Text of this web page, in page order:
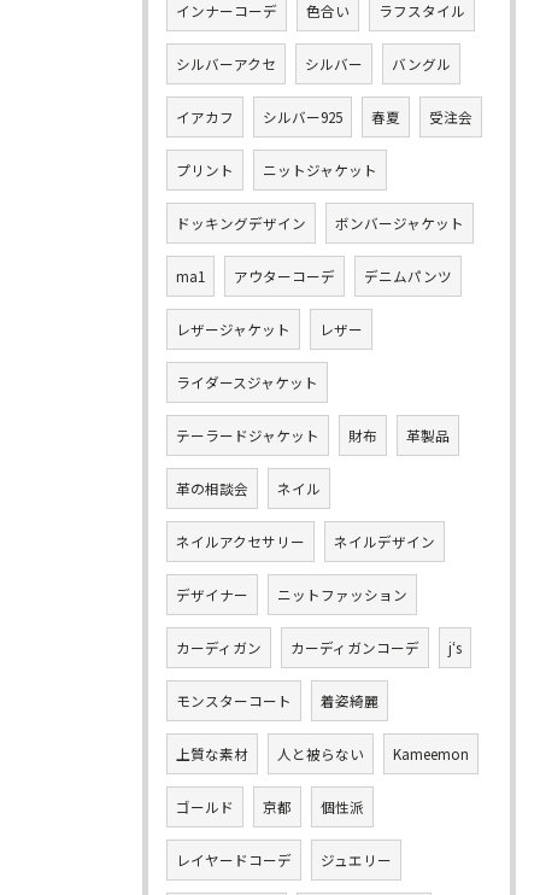
インナーコーデ 色合い ラフスタイル
シルバーアクセ シルバー バングル
イアカフ シルバー925 春夏 受注会
プリント ニットジャケット
ドッキングデザイン ボンバージャケット
ma1 アウターコーデ デニムパンツ
レザージャケット レザー
ライダースジャケット
テーラードジャケット 財布 革製品
革の相談会 ネイル
ネイルアクセサリー ネイルデザイン
デザイナー ニットファッション
カーディガン カーディガンコーデ j‘s
モンスターコート 着姿綺麗
上質な素材 人と被らない Kameemon
ゴールド 京都 個性派
レイヤードコーデ ジュエリー